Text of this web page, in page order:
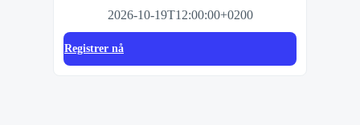
2026-10-19T12:00:00+0200
Registrer nå